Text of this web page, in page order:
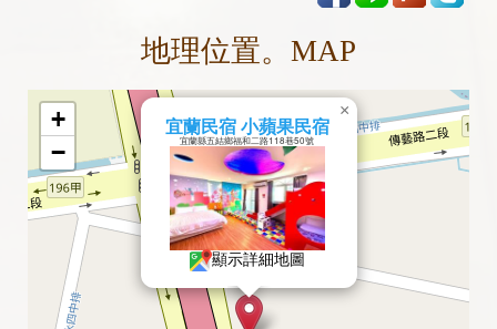
地理位置。MAP
宜蘭民宿 小蘋果民宿
宜蘭縣五結鄉福和二路118巷50號
顯示詳細地圖
×
+
−